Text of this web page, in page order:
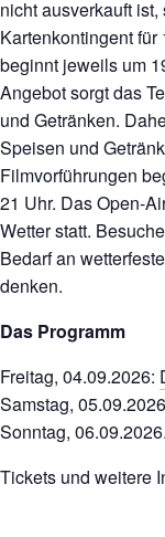
nicht ausverkauft
Kartenkontingent
beginnt jeweils um
Angebot sorgt das
und Getränken.
Speisen und
Filmvorführungen
21 Uhr. Das Open-
Wetter statt.
Bedarf an
denken.
Das Programm
Freitag, 04.09.2026:
Samstag,
Sonntag, 06.09.2026.
Tickets und weitere